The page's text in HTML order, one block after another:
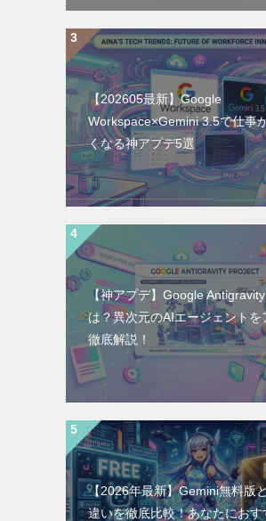
【202605最新】Google
Workspace×Gemini 3.5で仕事
くなる神アプデ5選
【神アプデ】Google
は？異次元のAIエージェントを
徹底解説！
【2026年最新】Gemini無料版
違いを徹底比較！あなたにおす